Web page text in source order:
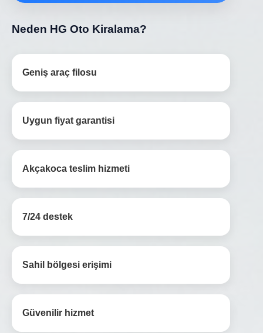
Neden HG Oto Kiralama?
Geniş araç filosu
Uygun fiyat garantisi
Akçakoca teslim hizmeti
7/24 destek
Sahil bölgesi erişimi
Güvenilir hizmet